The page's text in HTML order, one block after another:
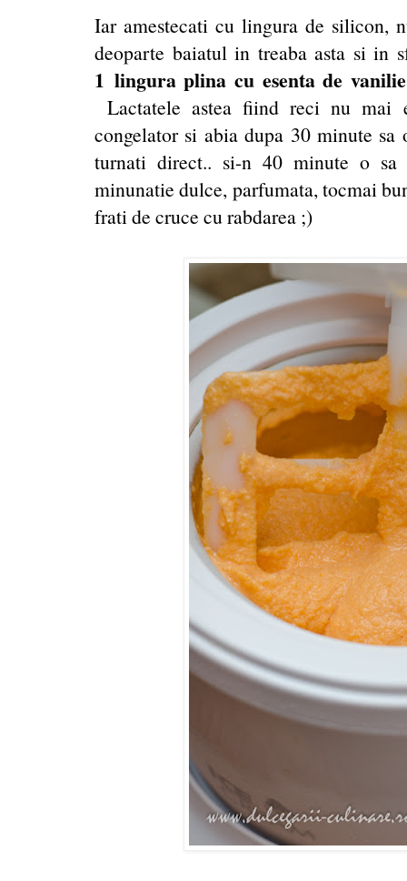
Iar amestecati cu lingura de silicon,
deoparte baiatul in treaba asta si in
1 lingura plina cu esenta de vanilie
Lactatele astea fiind reci nu mai
congelator si abia dupa 30 minute
turnati direct.. si-n 40 minute o
minunatie dulce, parfumata, tocmai
frati de cruce cu rabdarea ;)